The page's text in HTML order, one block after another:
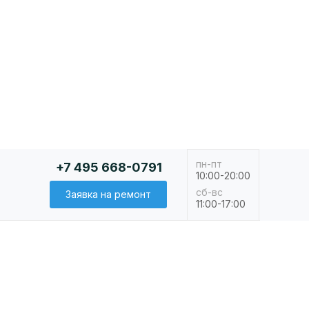
пн-пт
сб-вс
10:00-20:00
11:00-17:00
+7 495 668-0791
Заявка на ремонт